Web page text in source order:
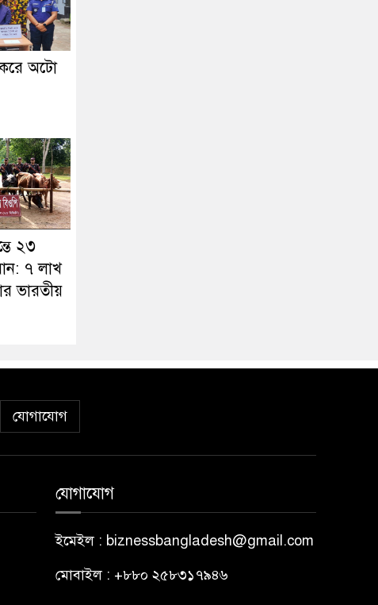
অটো
২৩
৭ লাখ
ভারতীয়
যোগাযোগ
যোগাযোগ
ইমেইল : biznessbangladesh@gmail.com
মোবাইল : +৮৮০ ২৫৮৩১৭৯৪৬